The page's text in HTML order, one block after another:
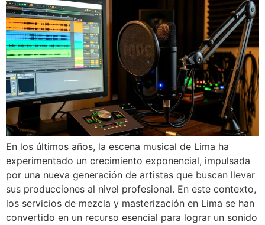
En los últimos años, la escena musical de Lima ha
experimentado un crecimiento exponencial, impulsada
por una nueva generación de artistas que buscan llevar
sus producciones al nivel profesional. En este contexto,
los servicios de mezcla y masterización en Lima se han
convertido en un recurso esencial para lograr un sonido